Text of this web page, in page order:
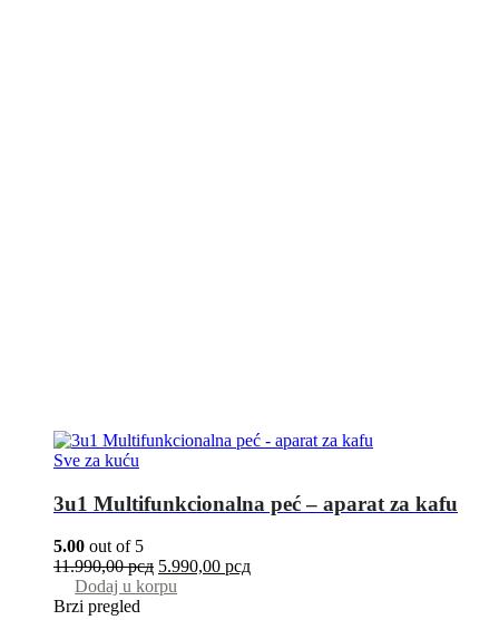
Sve za kuću
3u1 Multifunkcionalna peć – aparat za kafu
5.00 out of 5
11.990,00рсд 5.990,00 рсд
Dodaj u korpu
Brzi pregled